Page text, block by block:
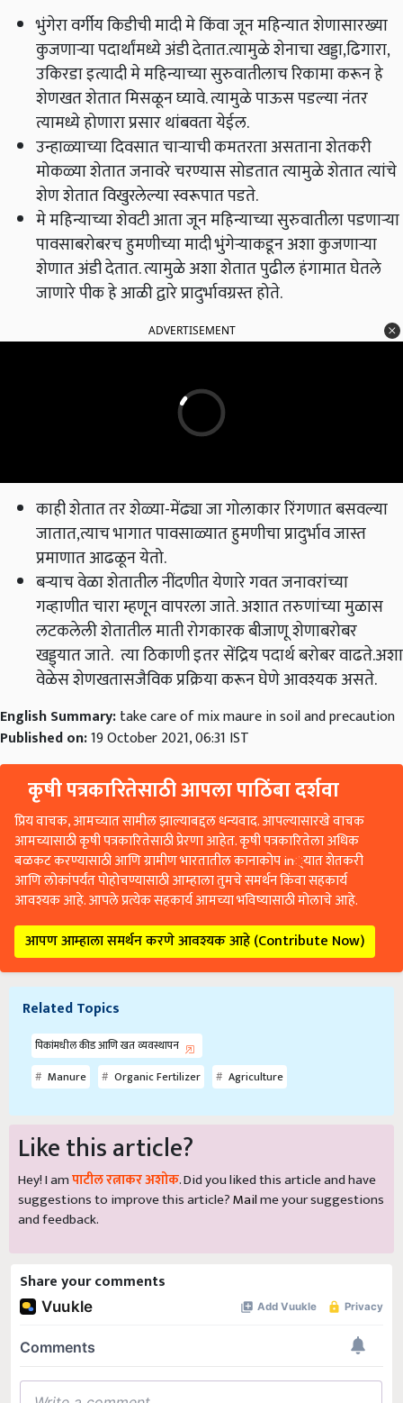
भुंगेरा वर्गीय किडीची मादी मे किंवा जून महिन्यात शेणासारख्या
कुजणाऱ्या पदार्थांमध्ये अंडी देतात.त्यामुळे शेनाचा खड्डा,ढिगारा,
उकिरडा इत्यादी मे महिन्याच्या सुरुवातीलाच रिकामा करून हे
शेणखत शेतात मिसळून घ्यावे. त्यामुळे पाऊस पडल्या नंतर
त्यामध्ये होणारा प्रसार थांबवता येईल.
उन्हाळ्याच्या दिवसात चाऱ्याची कमतरता असताना शेतकरी
मोकळ्या शेतात जनावरे चरण्यास सोडतात त्यामुळे शेतात त्यांचे
शेण शेतात विखुरलेल्या स्वरूपात पडते.
मे महिन्याच्या शेवटी आता जून महिन्याच्या सुरुवातीला पडणाऱ्या
पावसाबरोबरच हुमणीच्या मादी भुंगेऱ्याकडून अशा कुजणाऱ्या
शेणात अंडी देतात. त्यामुळे अशा शेतात पुढील हंगामात घेतले
जाणारे पीक हे आळी द्वारे प्रादुर्भावग्रस्त होते.
ADVERTISEMENT
काही शेतात तर शेळ्या-मेंढ्या जा गोलाकार रिंगणात बसवल्या
जातात,त्याच भागात पावसाळ्यात हुमणीचा प्रादुर्भाव जास्त
प्रमाणात आढळून येतो.
बऱ्याच वेळा शेतातील नींदणीत येणारे गवत जनावरांच्या
गव्हाणीत चारा म्हणून वापरला जाते. अशात तरुणांच्या मुळास
लटकलेली शेतातील माती रोगकारक बीजाणू शेणाबरोबर
खड्ड्यात जाते. त्या ठिकाणी इतर सेंद्रिय पदार्थ बरोबर वाढते.अशा
वेळेस शेणखतासजैविक प्रक्रिया करून घेणे आवश्यक असते.
English Summary:take care of mix maure in soil and precaution
Published on:19 October 2021, 06:31 IST
कृषी पत्रकारितेसाठी आपला पाठिंबा दर्शवा
प्रिय वाचक, आमच्यात सामील झाल्याबद्दल धन्यवाद. आपल्यासारखे वाचक
आमच्यासाठी कृषी पत्रकारितेसाठी प्रेरणा आहेत. कृषी पत्रकारितेला अधिक
बळकट करण्यासाठी आणि ग्रामीण भारतातील कानाकोप in्यात शेतकरी
आणि लोकांपर्यंत पोहोचण्यासाठी आम्हाला तुमचे समर्थन किंवा सहकार्य
आवश्यक आहे. आपले प्रत्येक सहकार्य आमच्या भविष्यासाठी मोलाचे आहे.
आपण आम्हाला समर्थन करणे आवश्यक आहे (Contribute Now)
Related Topics
पिकांमधील कीड आणि खत व्यवस्थापन
Manure
Organic Fertilizer Agriculture
Like this article?
Hey! I amपाटील रत्नाकर अशोक. Did you liked this article and have
suggestions to improve this article?Mailme your suggestions
and feedback.
Share your comments